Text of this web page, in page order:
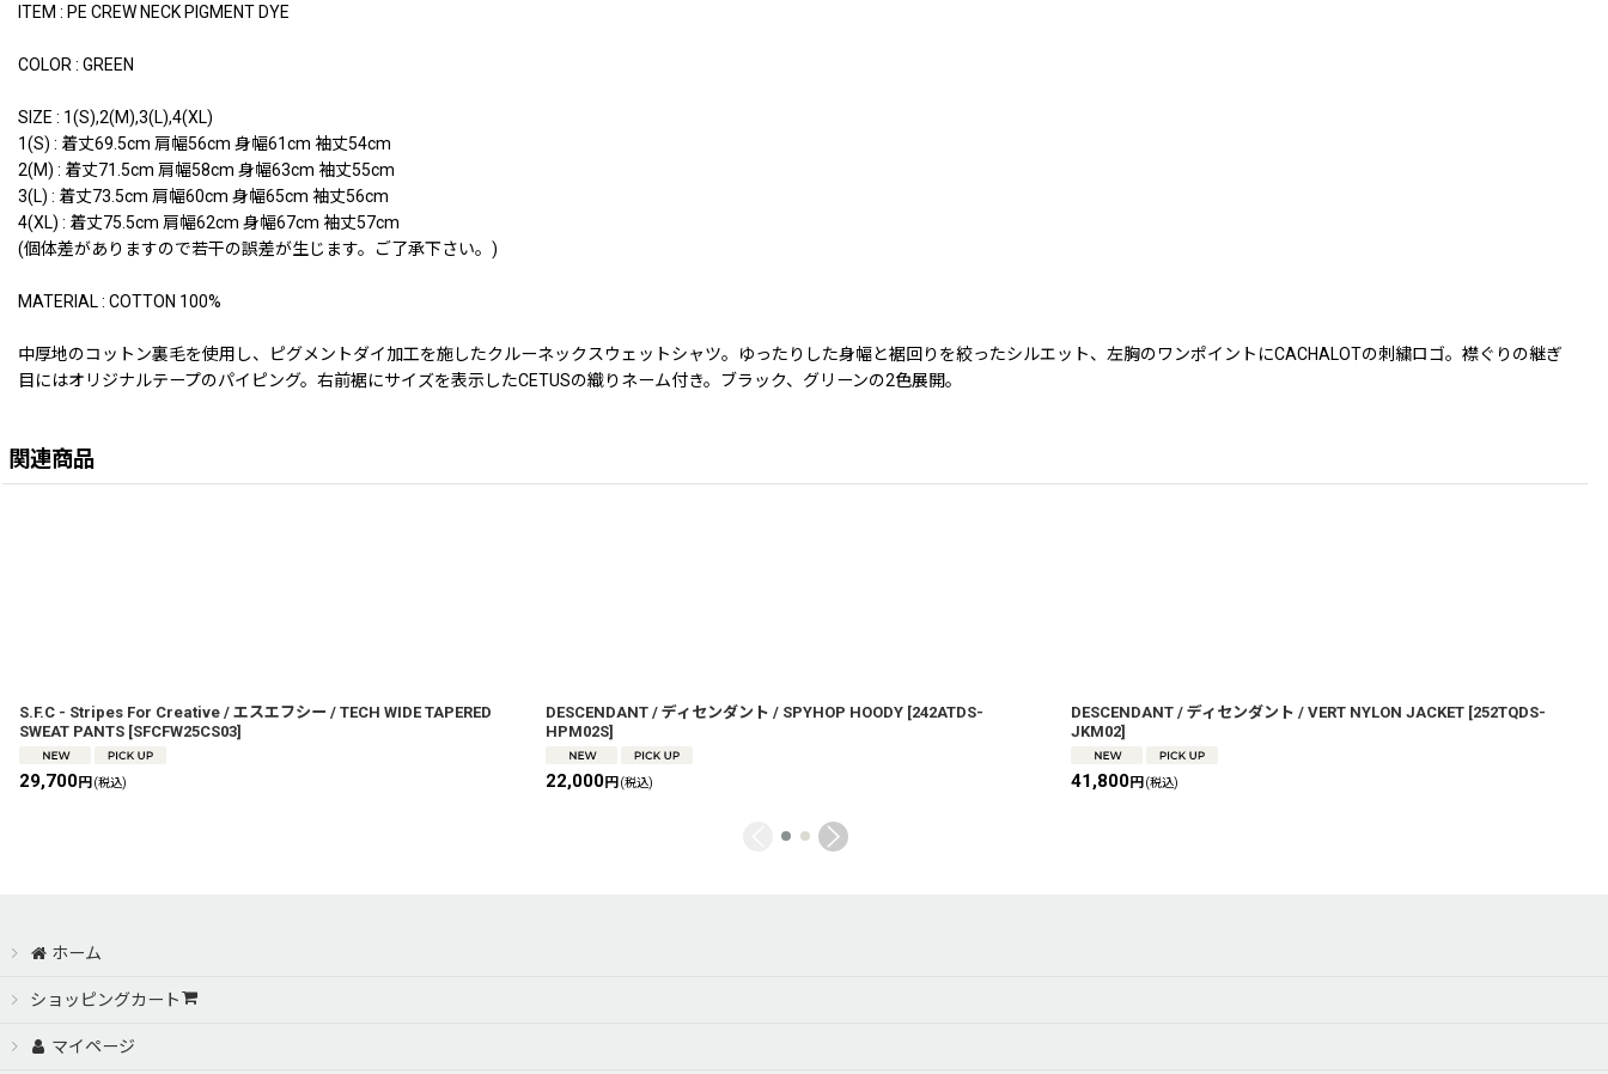
ITEM : PE CREW NECK PIGMENT DYE
COLOR : GREEN
SIZE : 1(S),2(M),3(L),4(XL)
1(S) : 着丈69.5cm 肩幅56cm 身幅61cm 袖丈54cm
2(M) : 着丈71.5cm 肩幅58cm 身幅63cm 袖丈55cm
3(L) : 着丈73.5cm 肩幅60cm 身幅65cm 袖丈56cm
4(XL) : 着丈75.5cm 肩幅62cm 身幅67cm 袖丈57cm
(個体差がありますので若干の誤差が生じます。ご了承下さい。)
MATERIAL : COTTON 100%
中厚地のコットン裏毛を使用し、ピグメントダイ加工を施したクルーネックスウェットシャツ。ゆったりした身幅と裾回りを絞ったシルエット、左胸のワンポイントにCACHALOTの刺繍ロゴ。襟ぐりの継ぎ
目にはオリジナルテープのパイピング。右前裾にサイズを表示したCETUSの織りネーム付き。ブラック、グリーンの2色展開。
関連商品
S.F.C - Stripes For Creative / エスエフシー / TECH WIDE TAPERED
SWEAT PANTS [SFCFW25CS03]
29,700円(税込)
DESCENDANT / ディセンダント / SPYHOP HOODY [242ATDS-
HPM02S]
22,000円 (税込)
DESCENDANT / ディセンダント / VERT NYLON JACKET [252TQDS-
JKM02]
41,800円(税込)
ホーム
ショッピングカート
マイページ